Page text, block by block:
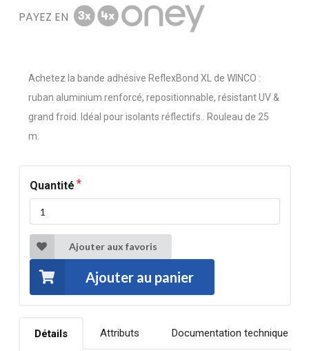
PAYEZ EN
Achetez la bande adhésive ReflexBond XL de WINCO :
ruban aluminium renforcé, repositionnable, résistant UV &
grand froid. Idéal pour isolants réflectifs.. Rouleau de 25
m.
Quantité
Ajouter aux favoris
Ajouter au panier
Détails Attributs Documentation technique